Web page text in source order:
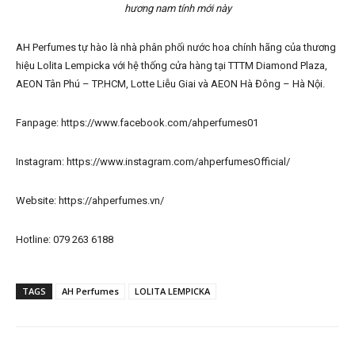
hương nam tính mới này
AH Perfumes tự hào là nhà phân phối nước hoa chính hãng của thương
hiệu Lolita Lempicka với hệ thống cửa hàng tại TTTM Diamond Plaza,
AEON Tân Phú – TP.HCM, Lotte Liễu Giai và AEON Hà Đông – Hà Nội.
Fanpage: https://www.facebook.com/ahperfumes01
Instagram: https://www.instagram.com/ahperfumesOfficial/
Website: https://ahperfumes.vn/
Hotline: 079 263 6188
TAGS AH Perfumes LOLITA LEMPICKA